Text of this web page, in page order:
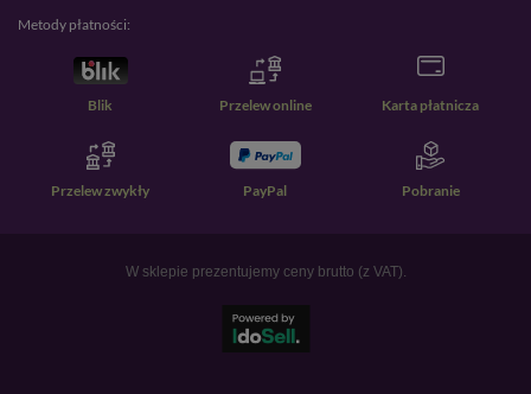
Metody płatności:
Blik Przelew online Karta płatnicza
Przelew zwykły PayPal Pobranie
W sklepie prezentujemy ceny brutto (z VAT).